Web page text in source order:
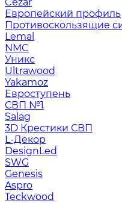
Европейский профиль
Противоскользящие
Lemal
NMC
Уникс
Ultrawood
Yakamoz
Евроступень
СВП №1
Salag
3D Крестики СВП
L-Декор
DesignLed
SWG
Genesis
Aspro
Teckwood